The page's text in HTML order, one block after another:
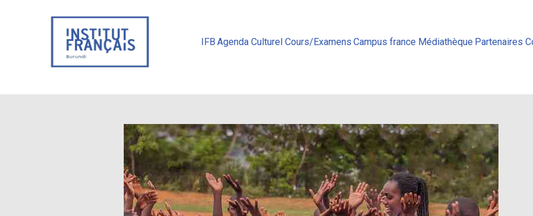
IFB Agenda Culturel Cours/Examens Campus france Médiathèque Partenaires